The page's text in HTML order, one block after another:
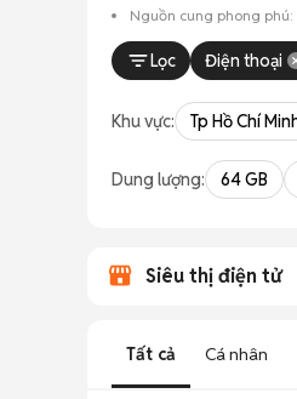
Nguồn cung phong
Giao dịch minh bạch:
Lọc
Điện thoại
Khu vực: Tp Hồ Chí
Dung lượng: 64 GB
Siêu thị điện tử
Tất cả Cá nhân